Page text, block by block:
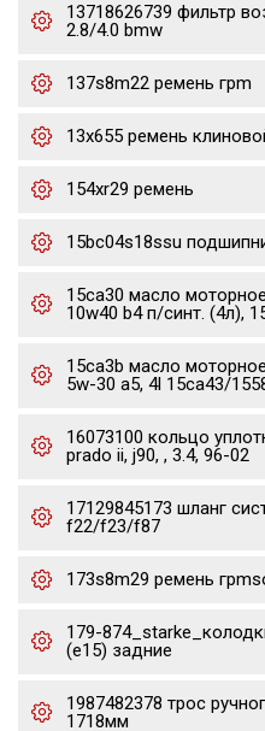
13718626739 фильтр
2.8/4.0 bmw
137s8m22 ремень грm
13x655 ремень
154xr29 ремень
15bc04s18ssu
15ca30 масло
10w40 b4 п/синт. (4л),
15ca3b масло
5w-30 a5, 4l 15ca43/
16073100 кольцо
prado ii, j90, , 3.4, 96-02
17129845173 шланг
f22/f23/f87
173s8m29 ремень
179-
(e15) задние
1987482378 трос
1718мм